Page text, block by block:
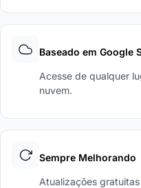
Baseado em Google
Acesse de qualquer
nuvem.
Sempre Melhorando
Atualizações